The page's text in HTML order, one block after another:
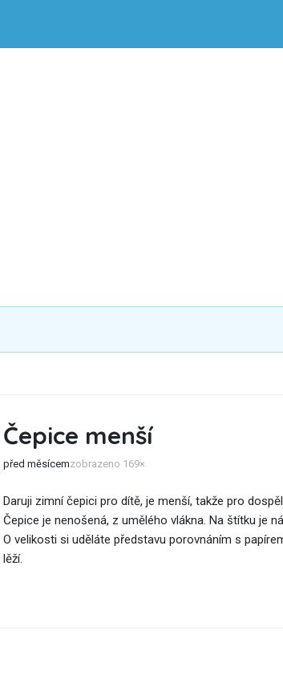
Čepice menší
před měsícemzobrazeno 169×
Daruji zimní čepici pro dítě, je menší, takže pro
Čepice je nenošená, z umělého vlákna. Na štítku je
O velikosti si uděláte představu porovnáním s
lěží.